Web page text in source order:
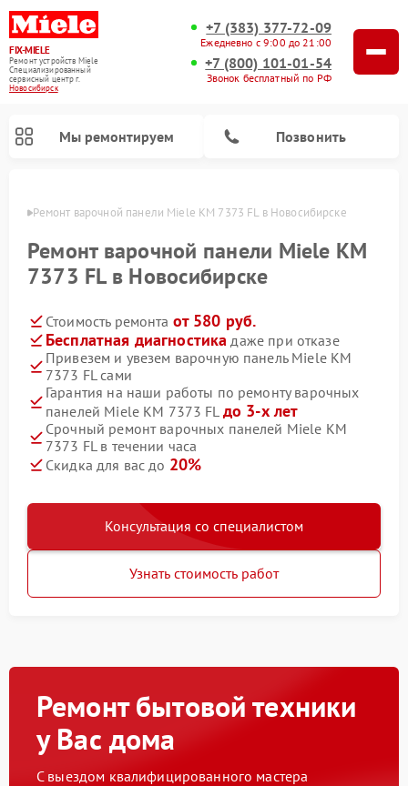
FIX-MIELE
Ремонт устройств Miele
Специализированный
cервисный центр г.
Новосибирск
+7 (383) 377-72-09
Ежедневно с 9:00 до 21:00
+7 (800) 101-01-54
Звонок бесплатный по РФ
Мы ремонтируем Позвонить
Ремонт варочной панели Miele KM 7373 FL в Новосибирске
Ремонт варочной панели Miele KM
7373 FL в Новосибирске
Стоимость ремонта от 580 руб.
Бесплатная диагностика даже при отказе
Привезем и увезем варочную панель Miele KM
7373 FL сами
Гарантия на наши работы по ремонту варочных
панелей Miele KM 7373 FL до 3-х лет
Срочный ремонт варочных панелей Miele KM
7373 FL в течении часа
Скидка для вас до 20%
Консультация со специалистом
Узнать стоимость работ
Ремонт бытовой техники
у Вас дома
С выездом квалифицированного мастера